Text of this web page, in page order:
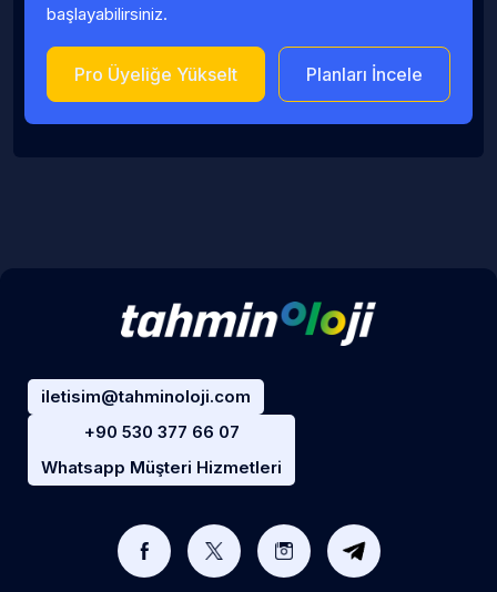
başlayabilirsiniz.
Pro Üyeliğe Yükselt Planları İncele
iletisim@tahminoloji.com
+90 530 377 66 07
Whatsapp Müşteri Hizmetleri